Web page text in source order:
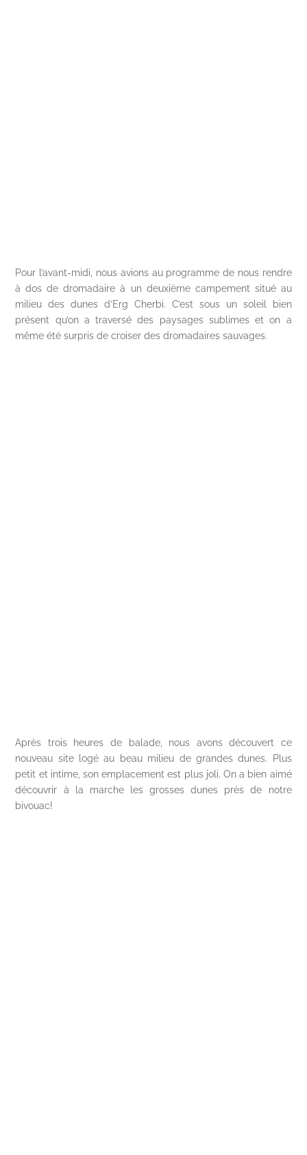
Pour l’avant-midi, nous avions au programme de nous rendre
à dos de dromadaire à un deuxième campement situé au
milieu des dunes d’Erg Cherbi. C’est sous un soleil bien
présent qu’on a traversé des paysages sublimes et on a
même été surpris de croiser des dromadaires sauvages.
Après trois heures de balade, nous avons découvert ce
nouveau site logé au beau milieu de grandes dunes. Plus
petit et intime, son emplacement est plus joli. On a bien aimé
découvrir à la marche les grosses dunes près de notre
bivouac!